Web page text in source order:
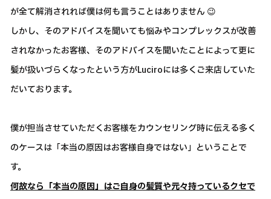
が全て解消されれば僕は何も言うことはありません 😉
しかし、そのアドバイスを聞いても悩みやコンプレックスが改善
されなかったお客様、そのアドバイスを聞いたことによって更に
髪が扱いづらくなったという方がLuciroには多くご来店していた
だいております。
僕が担当させていただくお客様をカウンセリング時に伝える多く
のケースは「本当の原因はお客様自身ではない」ということで
す。
何故なら「本当の原因」はご自身の髪質や元々持っているクセで